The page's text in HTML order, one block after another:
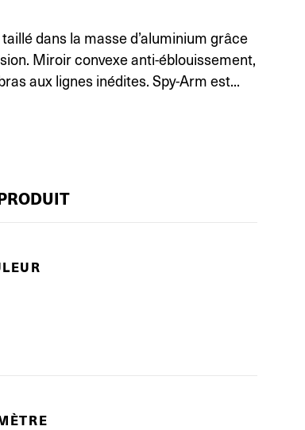
dans la masse d’aluminium grâce
Miroir convexe anti-éblouissement,
aux lignes inédites. Spy-Arm est...